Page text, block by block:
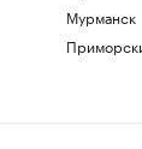
Мурманск